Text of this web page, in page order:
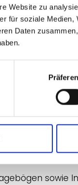
Website zu
für soziale
Daten
stammt
der
immaterielles
Die
zu
vom
über
falls
sowie